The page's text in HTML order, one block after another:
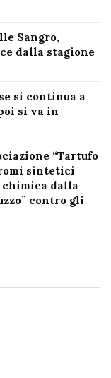
Sangro,
dalla stagione
si continua a
si va in
“Tartufo
sintetici
chimica dalla
contro gli